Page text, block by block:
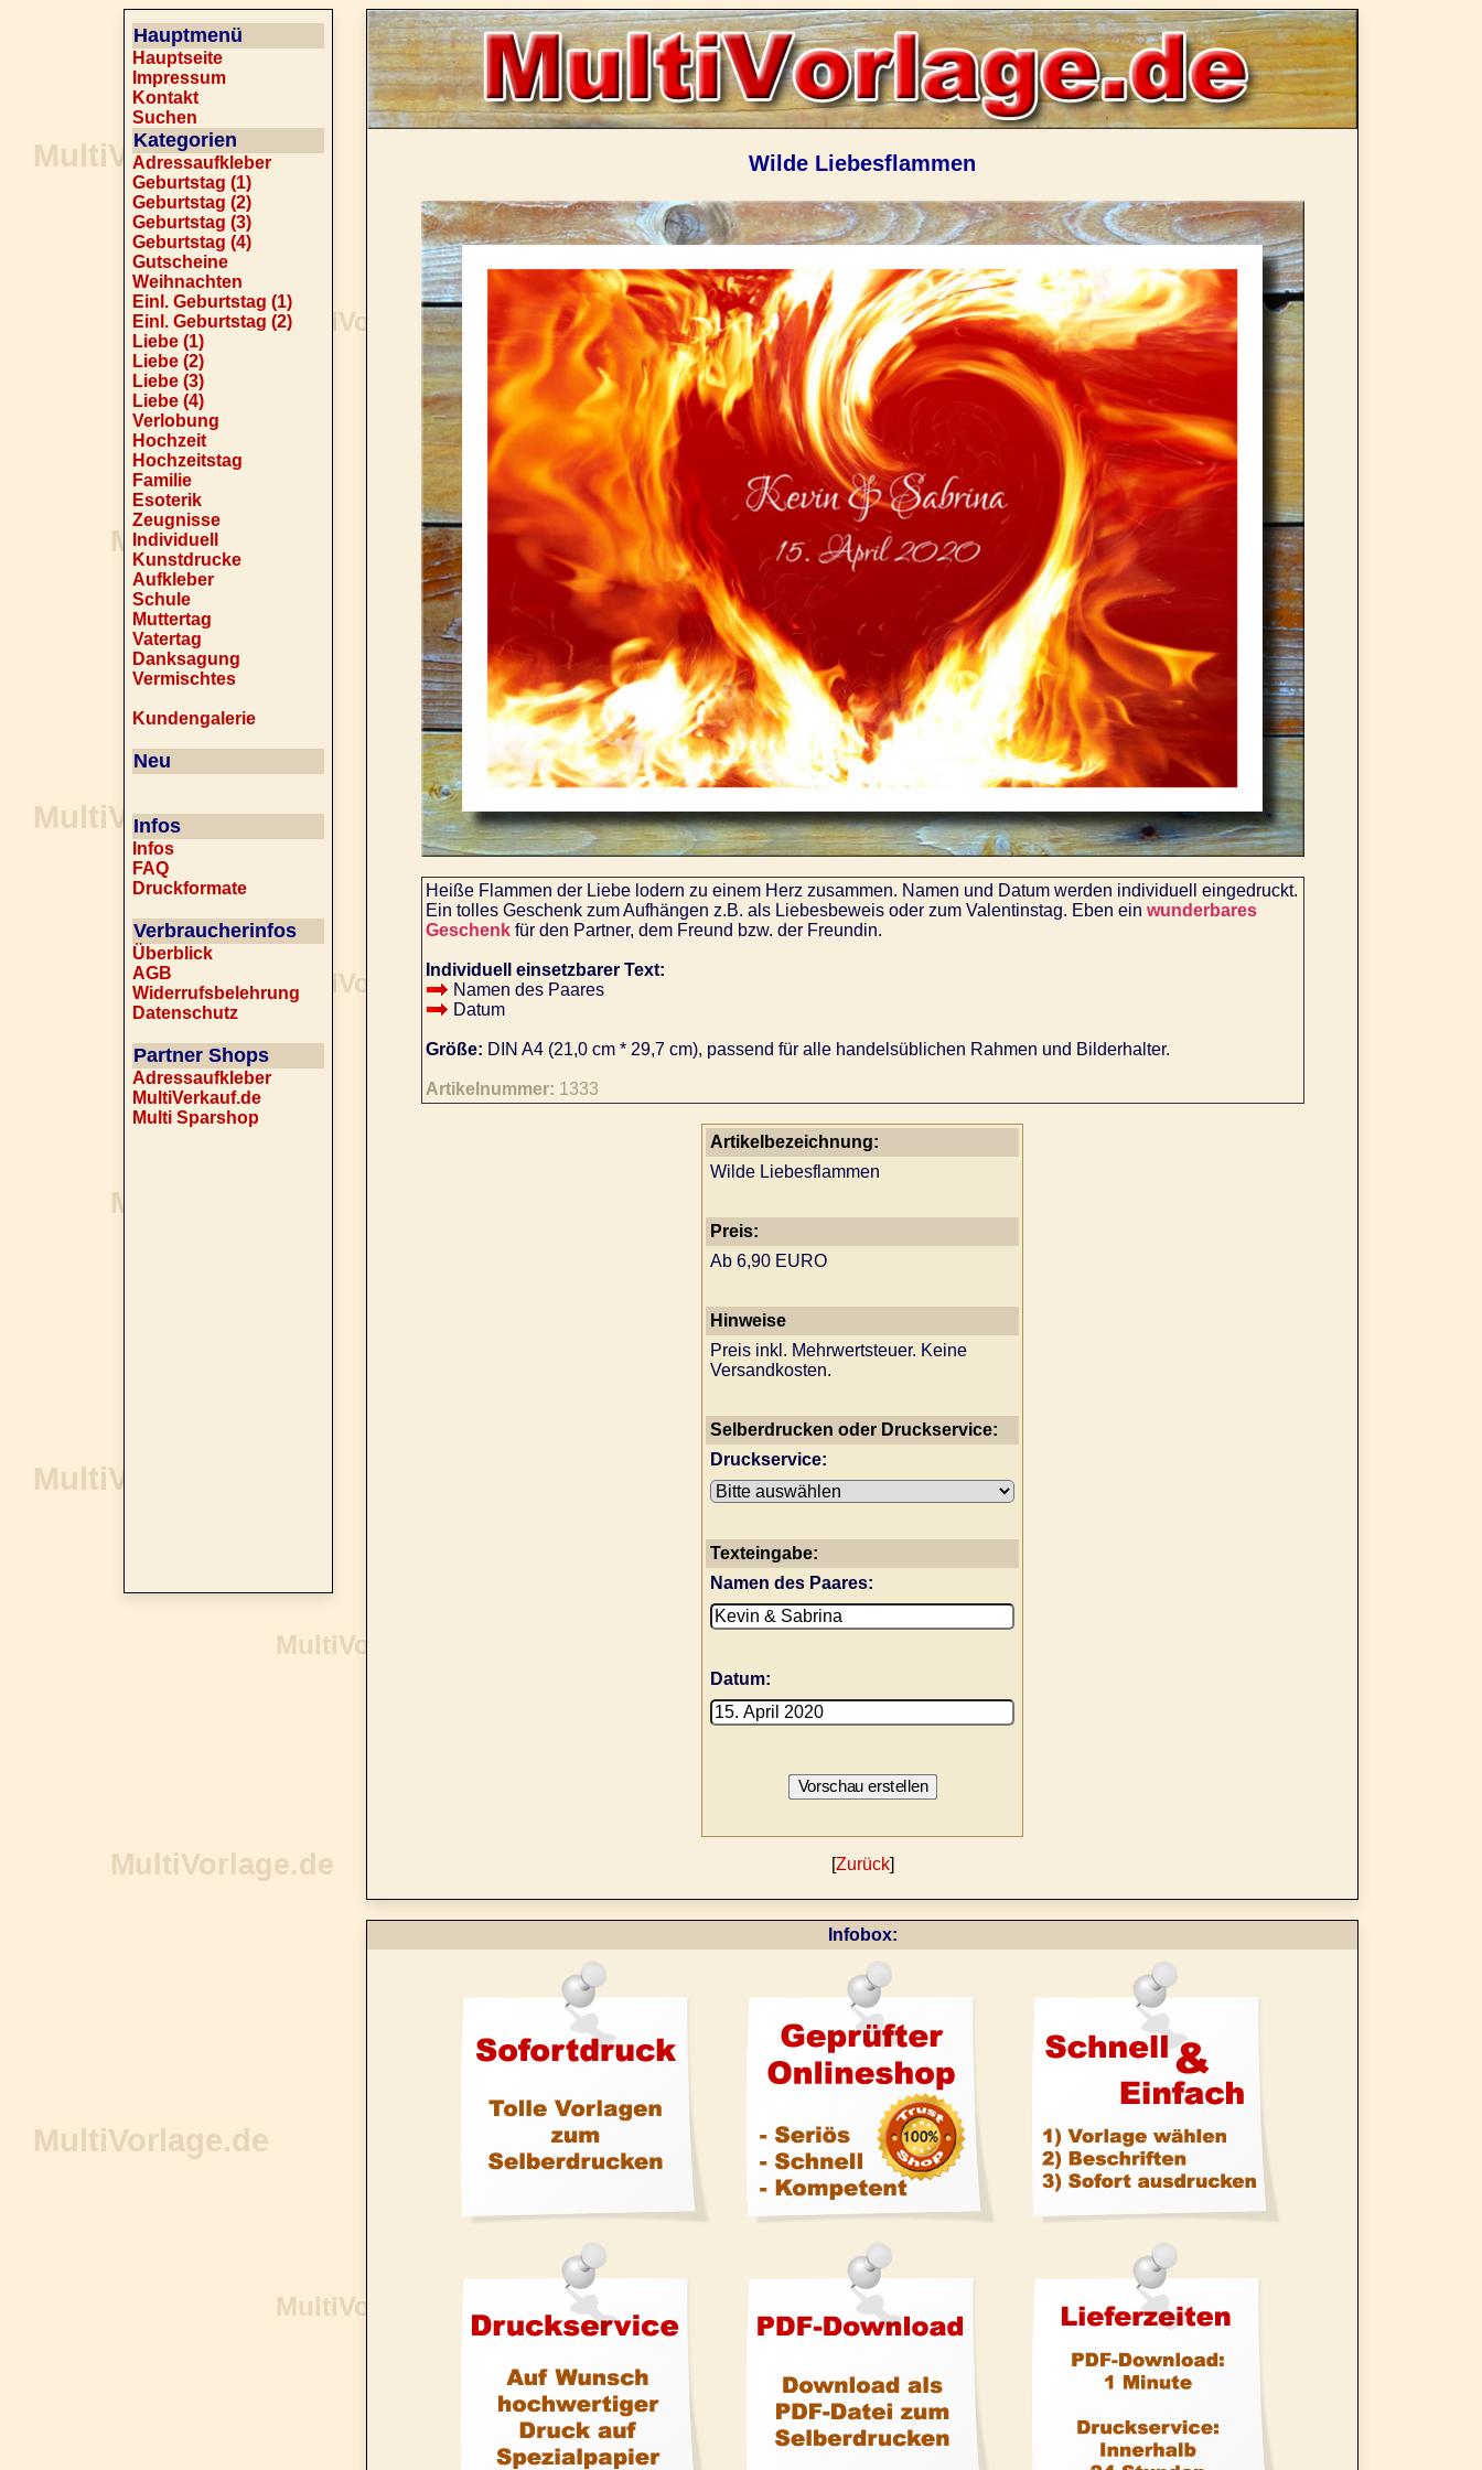
Hauptmenü
Hauptseite
Impressum
Kontakt
Suchen
Kategorien
Adressaufkleber
Geburtstag (1)
Geburtstag (2)
Geburtstag (3)
Geburtstag (4)
Gutscheine
Weihnachten
Einl. Geburtstag (1)
Einl. Geburtstag (2)
Liebe (1)
Liebe (2)
Liebe (3)
Liebe (4)
Verlobung
Hochzeit
Hochzeitstag
Familie
Esoterik
Zeugnisse
Individuell
Kunstdrucke
Aufkleber
Schule
Muttertag
Vatertag
Danksagung
Vermischtes
Kundengalerie
Neu
Infos
Infos
FAQ
Druckformate
Verbraucherinfos
Überblick
AGB
Widerrufsbelehrung
Datenschutz
Partner Shops
Adressaufkleber
MultiVerkauf.de
Multi Sparshop
Wilde Liebesflammen
Heiße Flammen der Liebe lodern zu einem Herz zusammen. Namen und Datum werden individuell eingedruckt.
Ein tolles Geschenk zum Aufhängen z.B. als Liebesbeweis oder zum Valentinstag. Eben ein wunderbares
Geschenkfür den Partner, dem Freund bzw. der Freundin.
Individuell einsetzbarer Text:
Namen des Paares
Datum
Größe: DIN A4 (21,0 cm * 29,7 cm), passend für alle handelsüblichen Rahmen und Bilderhalter.
Artikelnummer: 1333
Artikelbezeichnung:
Wilde Liebesflammen
Preis:
Ab 6,90 EURO
Hinweise
Preis inkl. Mehrwertsteuer. Keine
Versandkosten.
Selberdrucken oder Druckservice:
Druckservice:
Texteingabe:
Namen des Paares:
Datum:
[Zurück]
Infobox: